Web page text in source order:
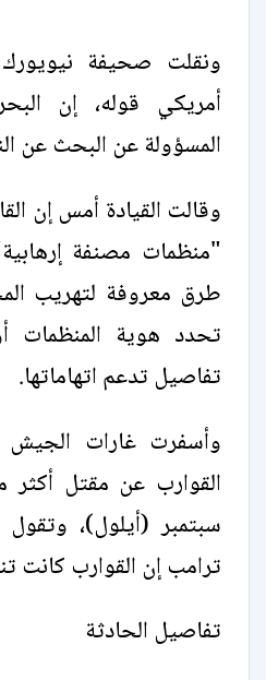
ونقلت صحيفة
أمريكي قوله، إن
المسؤولة عن البحث عن
وقالت القيادة أمس إن
"منظمات مصنفة
طرق معروفة ​لتهريب
تحدد هوية المنظمات
تفاصيل تدعم اتهاماتها.
وأسفرت غارات الجيش
سبتمبر (أيلول)، وتقول
ترامب إن القوارب كانت
تفاصيل الحادثة